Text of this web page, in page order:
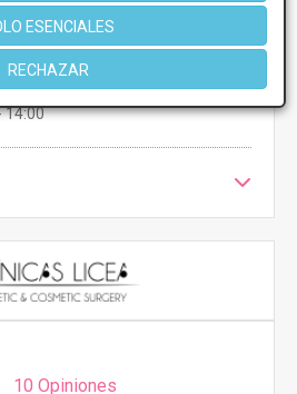
ESENCIALES
RECHAZAR
- 14:00 17:00 - 21:00
14:00 17:00 - 21:00
- 14:00 17:00 - 21:00
14:00 17:00 - 21:00
14:00
10 Opiniones